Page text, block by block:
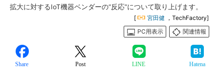
拡大に対するIoT機器ベンダーの“反応”について取り上げます。
[ 宮田健 ，TechFactory]
PC用表示
関連情報
Share Post LINE Hatena